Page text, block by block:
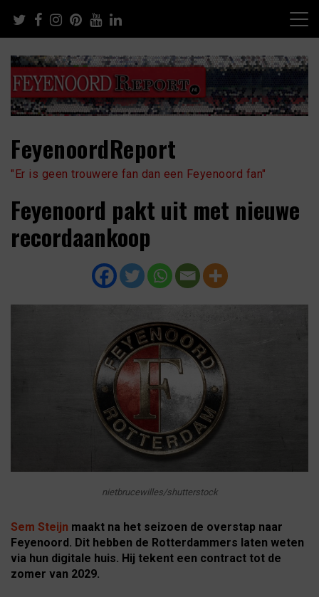
content
FeyenoordReport
"Er is geen trouwere fan dan een Feyenoord fan"
Feyenoord pakt uit met nieuwe
recordaankoop
nietbrucewilles/shutterstock
Sem Steijn maakt na het seizoen de overstap naar
Feyenoord. Dit hebben de Rotterdammers laten weten
via hun digitale huis. Hij tekent een contract tot de
zomer van 2029.